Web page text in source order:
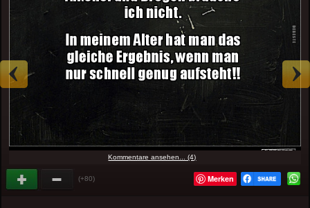
Kommentare ansehen... (4)
(+80) Merken